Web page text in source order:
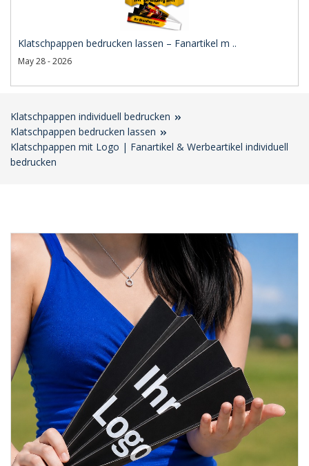
Klatschpappen bedrucken lassen – Fanartikel m ..
May 28 - 2026
Klatschpappen individuell bedrucken
Klatschpappen bedrucken lassen
Klatschpappen mit Logo | Fanartikel & Werbeartikel individuell
bedrucken